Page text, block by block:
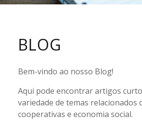
BLOG
Bem-vindo ao nosso Blog!
Aqui pode encontrar artigos
variedade de temas relacionados
cooperativas e economia social.